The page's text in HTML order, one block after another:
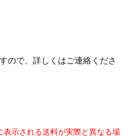
ので、詳しくはご連絡くださ
示される送料が実際と異なる場